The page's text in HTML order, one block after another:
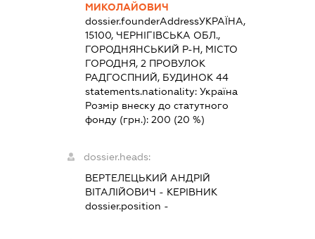
МИКОЛАЙОВИЧ
dossier.founderAddressУКРАЇНА,
15100, ЧЕРНІГІВСЬКА ОБЛ.,
ГОРОДНЯНСЬКИЙ Р-Н, МІСТО
ГОРОДНЯ, 2 ПРОВУЛОК
РАДГОСПНИЙ, БУДИНОК 44
statements.nationality:Україна
Розмір внеску до статутного
фонду (грн.):200 (20 %)
dossier.heads:
ВЕРТЕЛЕЦЬКИЙ АНДРІЙ
ВІТАЛІЙОВИЧ - КЕРІВНИК
dossier.position -